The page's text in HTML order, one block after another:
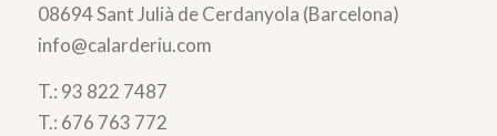
08694 Sant Julià de Cerdanyola (Barcelona)
info@calarderiu.com
T.: 93 822 7487
T.: 676 763 772